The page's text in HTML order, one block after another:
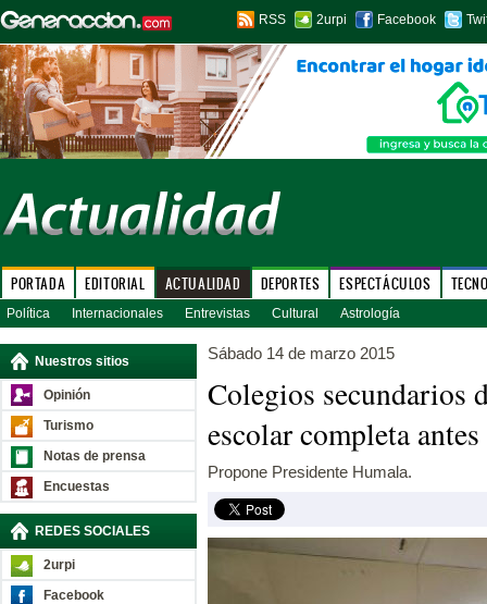
RSS 2urpi Facebook
PORTADA EDITORIAL ACTUALIDAD DEPORTES ESPECTÁCULOS
Política Internacionales Entrevistas Cultural Astrología
Nuestros sitios
Opinión
Turismo
Notas de prensa
Encuestas
REDES SOCIALES
2urpi
Facebook
Sábado 14 de marzo 2015
Colegios secundarios
escolar completa
Propone Presidente Humala.